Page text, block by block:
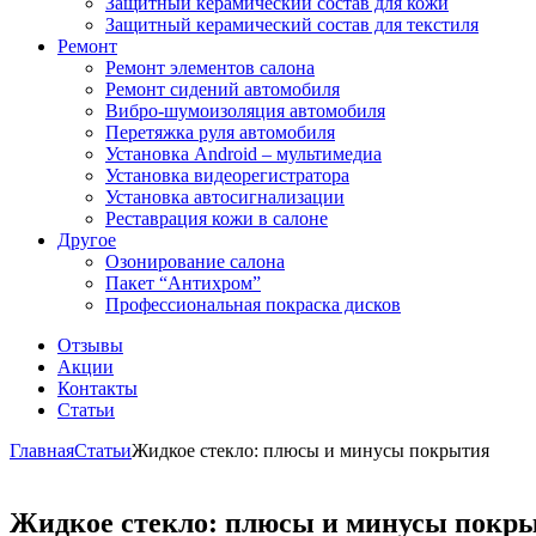
Защитный керамический состав для текстиля
Ремонт
Ремонт элементов салона
Ремонт сидений автомобиля
Вибро-шумоизоляция автомобиля
Перетяжка руля автомобиля
Установка Android – мультимедиа
Установка видеорегистратора
Установка автосигнализации
Реставрация кожи в салоне
Другое
Озонирование салона
Пакет “Антихром”
Профессиональная покраска дисков
Отзывы
Акции
Контакты
Статьи
ГлавнаяСтатьиЖидкое стекло: плюсы и минусы покрытия
Жидкое стекло: плюсы и минусы